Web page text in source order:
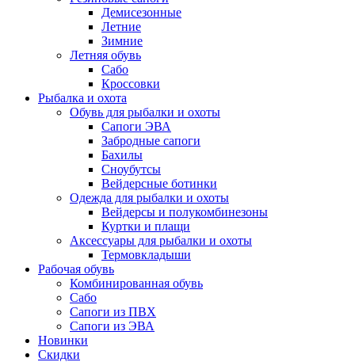
Демисезонные
Летние
Зимние
Летняя обувь
Сабо
Кроссовки
Рыбалка и охота
Обувь для рыбалки и охоты
Сапоги ЭВА
Забродные сапоги
Бахилы
Сноубутсы
Вейдерсные ботинки
Одежда для рыбалки и охоты
Вейдерсы и полукомбинезоны
Куртки и плащи
Аксессуары для рыбалки и охоты
Термовкладыши
Рабочая обувь
Комбинированная обувь
Сабо
Сапоги из ПВХ
Сапоги из ЭВА
Новинки
Скидки